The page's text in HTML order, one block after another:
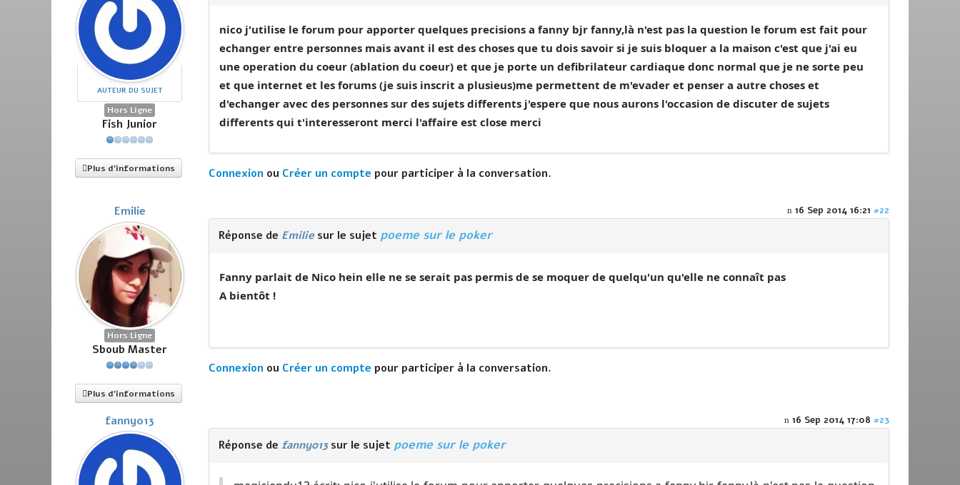
AUTEUR DU SUJET
Hors Ligne
Fish Junior
Plus d'informations
nico j'utilise le forum pour apporter quelques precisions a fanny bjr fanny,là n'est pas la question le forum est fait pour
echanger entre personnes mais avant il est des choses que tu dois savoir si je suis bloquer a la maison c'est que j'ai eu
une operation du coeur (ablation du coeur) et que je porte un defibrilateur cardiaque donc normal que je ne sorte peu
et que internet et les forums (je suis inscrit a plusieus)me permettent de m'evader et penser a autre choses et
d'echanger avec des personnes sur des sujets differents j'espere que nous aurons l'occasion de discuter de sujets
differents qui t'interesseront merci l'affaire est close merci
Connexion ou Créer un compte pour participer à la conversation.
Emilie
Hors Ligne
Sboub Master
Plus d'informations
16 Sep 2014 16:21 #22
Réponse de Emiliesur le sujet poeme sur le poker
Fanny parlait de Nico hein elle ne se serait pas permis de se moquer de quelqu'un qu'elle ne connaît pas
A bientôt !
Connexion ou Créer un compte pour participer à la conversation.
fanny013 16 Sep 2014 17:08 #23
Réponse de fanny013sur le sujet poeme sur le poker